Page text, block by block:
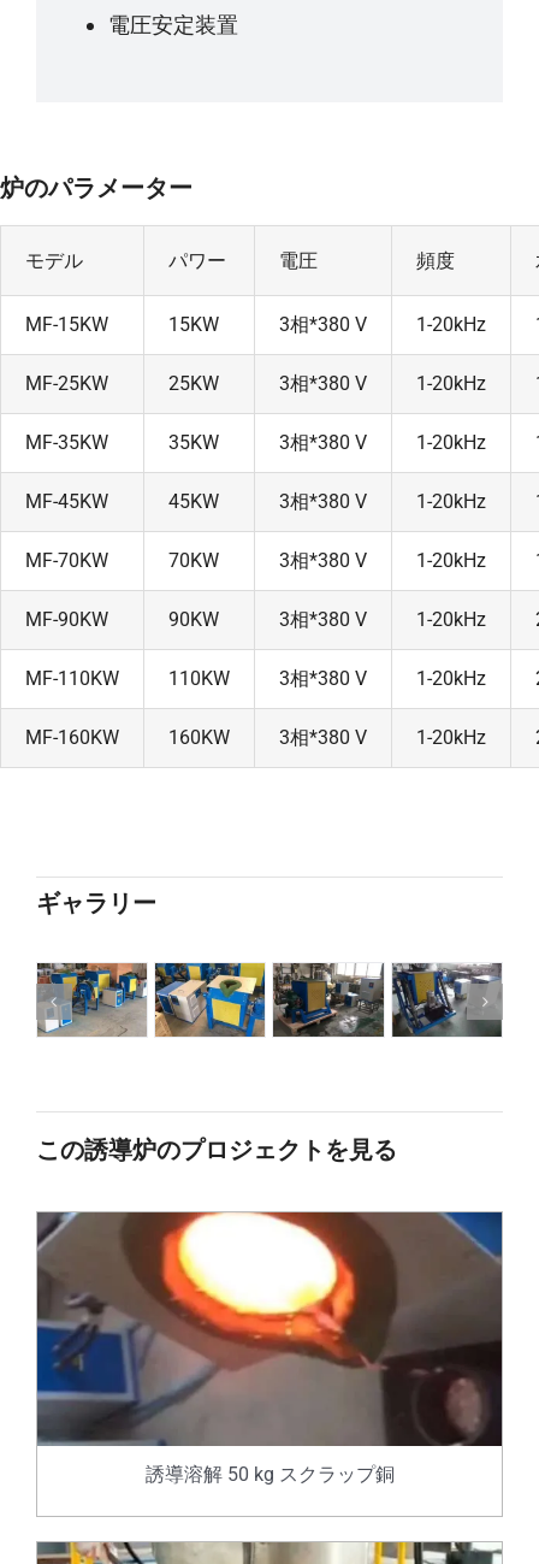
電圧安定装置
炉のパラメーター
モデル パワー 電圧 頻度
MF-15KW 15KW 3相*380 V 1-20kHz
MF-25KW 25KW 3相*380 V 1-20kHz
MF-35KW 35KW 3相*380 V 1-20kHz
MF-45KW 45KW 3相*380 V 1-20kHz
MF-70KW 70KW 3相*380 V 1-20kHz
MF-90KW 90KW 3相*380 V 1-20kHz
MF-110KW 110KW 3相*380 V 1-20kHz
MF-160KW 160KW 3相*380 V 1-20kHz
ギャラリー
この誘導炉のプロジェクトを見る
誘導溶解 50 kg スクラップ銅